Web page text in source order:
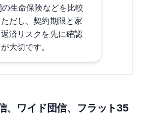
生命保険などを比較
だし、契約期限と家
済リスクを先に確認
大切です。
、ワイド団信、フラット35